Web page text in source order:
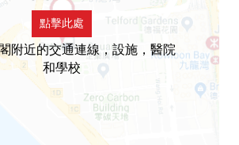
點擊此處
附近的交通連線，設施，醫院
和學校